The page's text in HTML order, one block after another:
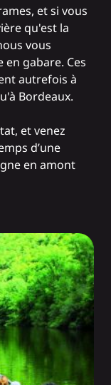
et si vous
qu'est la
vous
gabare. Ces
autrefois à
Bordeaux.
et venez
d’une
en amont